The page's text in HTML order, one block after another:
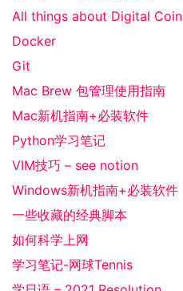
All things about Digital Coin
Docker
Git
Mac Brew 包管理使用指南
Mac新机指南+必装软件
Python学习笔记
VIM技巧 – see notion
Windows新机指南+必装软件
一些收藏的经典脚本
如何科学上网
学习笔记-网球Tennis